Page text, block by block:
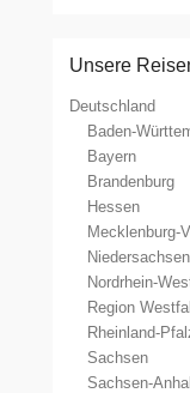
Unsere
Deutschland
Baden-
Bayern
Brandenburg
Hessen
Mecklenburg-
Niedersachsen
Nordrhein-
Region
Rheinland-
Sachsen
Sachsen-